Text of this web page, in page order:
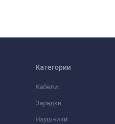
Категории
Кабели
Зарядки
Наушники